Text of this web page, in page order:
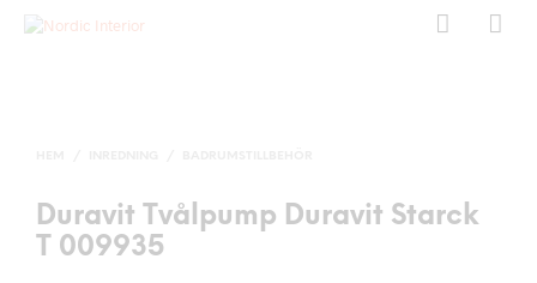
Duravit Tvålpump Duravit Starck
T 009935